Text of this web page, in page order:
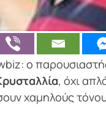
ο
, όχι
χαμηλούς